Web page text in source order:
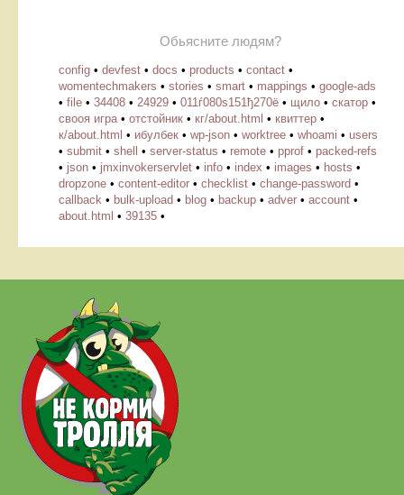
Обьясните людям?
config • devfest • docs • products • contact •
womentechmakers • stories • smart • mappings • google-ads
• file • 34408 • 24929 • 011ѓ080ѕ151ђ270ё • щило • скатор •
свооя игра • отстойник • кг/about.html • квиттер •
к/about.html • ибулбек • wp-json • worktree • whoami • users
• submit • shell • server-status • remote • pprof • packed-refs
• json • jmxinvokerservlet • info • index • images • hosts •
dropzone • content-editor • checklist • change-password •
callback • bulk-upload • blog • backup • adver • account •
about.html • 39135 •